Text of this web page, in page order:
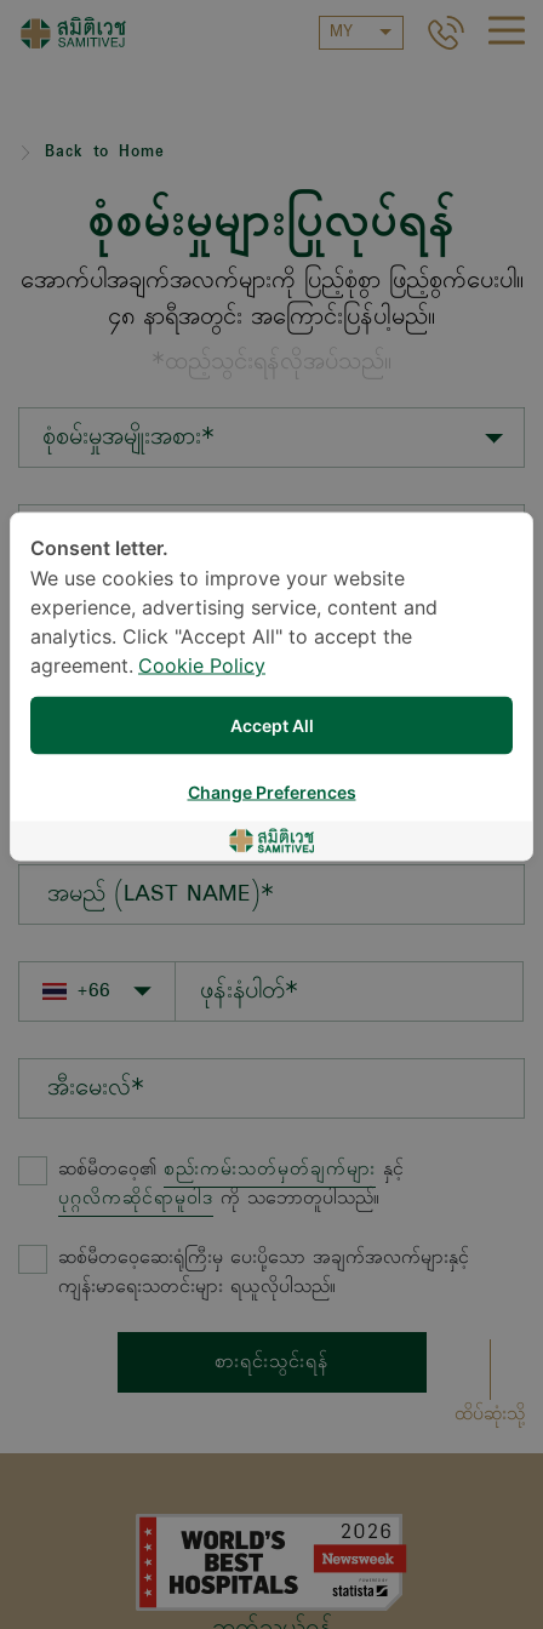
MY
Back to Home
စုံစမ်းမှုများပြုလုပ်ရန်
အောက်ပါအချက်အလက်များကို ပြည့်စုံစွာ ဖြည့်စွက်ပေးပါ။
၄၈ နာရီအတွင်း အကြောင်းပြန်ပါ့မည်။
*ထည့်သွင်းရန်လိုအပ်သည်။
စုံစမ်းမှုအမျိုးအစား*
တည်နေရာ*
မေးလိုသောမေးခွန်း*
အမည် (FIRST NAME)*
အမည် (LAST NAME)*
အီးမေးလ်*
ဆစ်မီတဝေ့၏ စည်းကမ်းသတ်မှတ်ချက်များ နှင့်
ပုဂ္ဂလိကဆိုင်ရာမူဝါဒ ကို သဘောတူပါသည်။
ဆစ်မီတဝေ့ဆေးရုံကြီးမှ ပေးပို့သော အချက်အလက်များနှင့်
ကျန်းမာရေးသတင်းများ ရယူလိုပါသည်။
စားရင်းသွင်းရန်
ထိပ်ဆုံးသို့
Consent letter.
We use cookies to improve your website
experience, advertising service, content and
analytics. Click "Accept All" to accept the
agreement. Cookie Policy
Accept All
Change Preferences